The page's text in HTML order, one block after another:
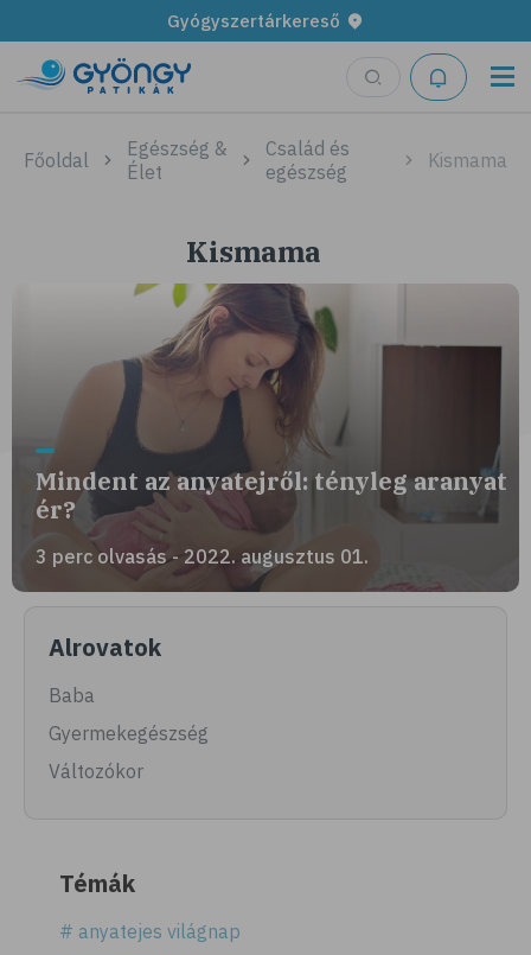
Gyógyszertárkereső
Főoldal
Egészség &
Élet
Család és
egészség
Kismama
Kismama
Mindent az anyatejről: tényleg aranyat
ér?
3 perc olvasás - 2022. augusztus 01.
Alrovatok
Baba
Gyermekegészség
Változókor
Témák
# anyatejes világnap